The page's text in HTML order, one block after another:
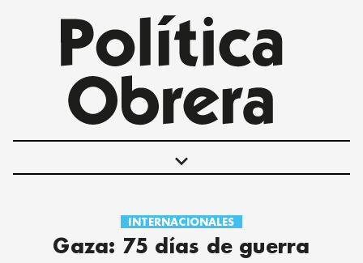
keyboard_arrow_down
POLÍTICAS
INTERNACIONALES
INTERNACIONALES
Gaza: 75 días de guerra